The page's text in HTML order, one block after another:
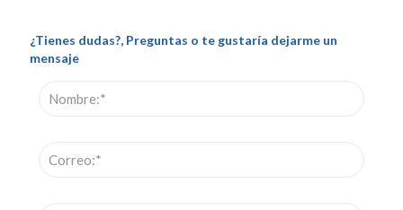
¿Tienes dudas?, Preguntas o te gustaría dejarme un
mensaje